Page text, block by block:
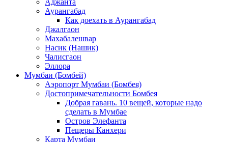
Аджанта
Аурангабад
Как доехать в Аурангабад
Джалгаон
Махабалешвар
Насик (Нашик)
Чалисгаон
Эллора
Мумбаи (Бомбей)
Аэропорт Мумбаи (Бомбея)
Достопримечательности Бомбея
Добрая гавань. 10 вещей, которые надо
сделать в Мумбае
Остров Элефанта
Пещеры Канхери
Карта Мумбаи